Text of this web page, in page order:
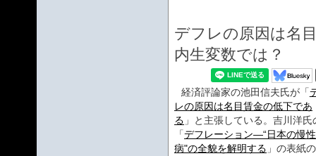
デフレの原因は名
内生変数では？
経済評論家の池田信夫氏が「
レの原因は名目賃金の低下であ
る 」と主張している。吉川洋氏
「デフレーション―“日本の慢性
病"の全貌を解明する 」の表紙